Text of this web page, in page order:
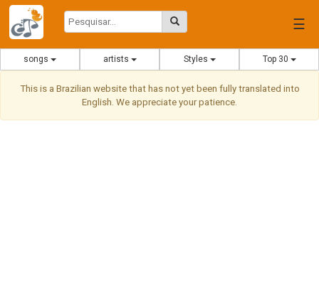
☰
songs artists Styles Top 30
This is a Brazilian website that has not yet been fully translated into
English. We appreciate your patience.